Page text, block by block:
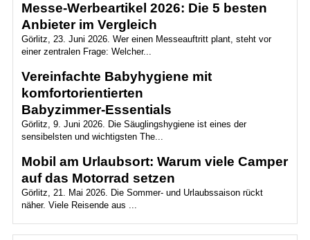
Messe-Werbeartikel 2026: Die 5 besten
Anbieter im Vergleich
Görlitz, 23. Juni 2026. Wer einen Messeauftritt plant, steht vor
einer zentralen Frage: Welcher...
Vereinfachte Babyhygiene mit
komfortorientierten
Babyzimmer‑Essentials
Görlitz, 9. Juni 2026. Die Säuglingshygiene ist eines der
sensibelsten und wichtigsten The...
Mobil am Urlaubsort: Warum viele Camper
auf das Motorrad setzen
Görlitz, 21. Mai 2026. Die Sommer- und Urlaubssaison rückt
näher. Viele Reisende aus ...